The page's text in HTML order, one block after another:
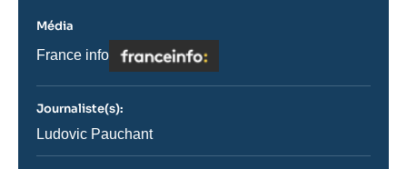
Média
Nom
journal,
ou
émission
France info
Logo
Journaliste(s):
Journaliste
Ludovic Pauchant